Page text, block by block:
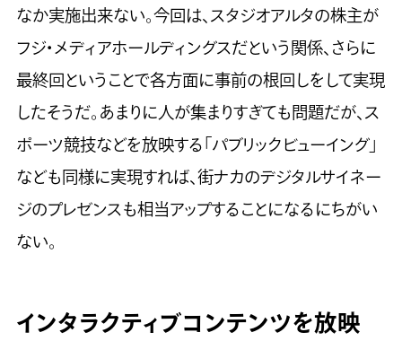
なか実施出来ない。今回は、スタジオアルタの株主が
フジ・メディアホールディングスだという関係、さらに
最終回ということで各方面に事前の根回しをして実現
したそうだ。あまりに人が集まりすぎても問題だが、ス
ポーツ競技などを放映する「パブリックビューイング」
なども同様に実現すれば、街ナカのデジタルサイネー
ジのプレゼンスも相当アップすることになるにちがい
ない。
インタラクティブコンテンツを放映